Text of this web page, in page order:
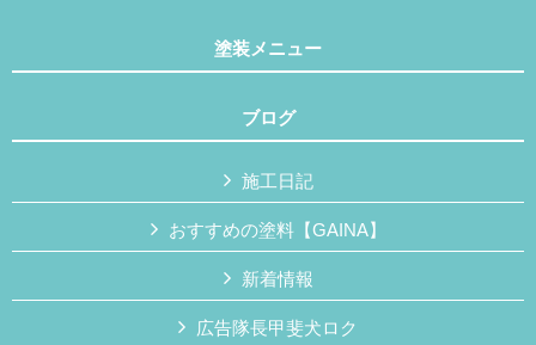
塗装メニュー
ブログ
施工日記
おすすめの塗料【GAINA】
新着情報
広告隊長甲斐犬ロク